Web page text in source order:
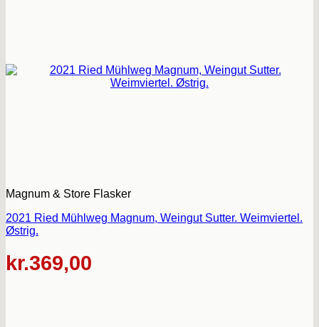
Magnum & Store Flasker
2021 Ried Mühlweg Magnum, Weingut Sutter. Weimviertel.
Østrig.
kr.369,00